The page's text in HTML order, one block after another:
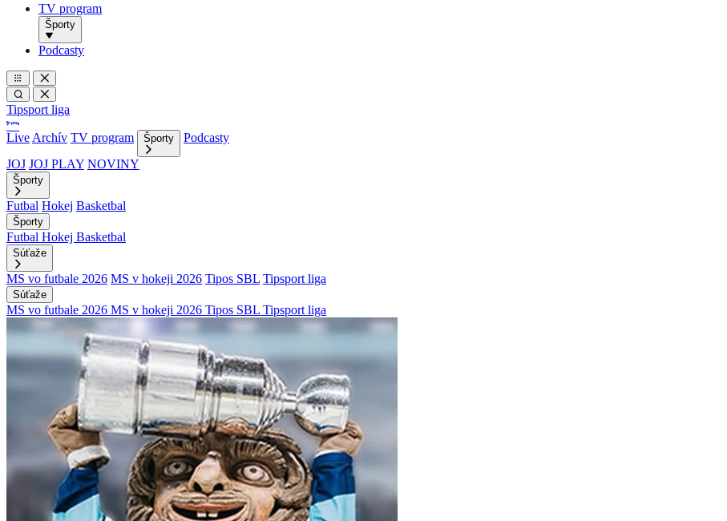
TV program
Športy
Podcasty
Tipsport liga
Live Archív TV program Športy
Podcasty
JOJ JOJ PLAY NOVINY
Športy
Futbal Hokej Basketbal
Športy
Futbal Hokej Basketbal
Súťaže
MS vo futbale 2026 MS v hokeji 2026 Tipos SBL Tipsport liga
Súťaže
MS vo futbale 2026 MS v hokeji 2026 Tipos SBL Tipsport liga